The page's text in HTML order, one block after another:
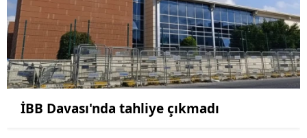
İBB Davası'nda tahliye çıkmadı